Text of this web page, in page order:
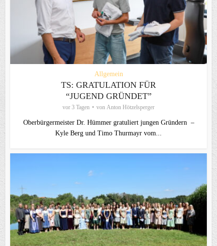
Allgemein
TS: GRATULATION FÜR
“JUGEND GRÜNDET”
vor 3 Tagen von Anton Hötzelsperger
Oberbürgermeister Dr. Hümmer gratuliert jungen Gründern –
Kyle Berg und Timo Thurmayr vom...